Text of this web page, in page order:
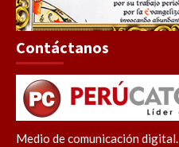
Contáctanos
Medio de comunicación digital.